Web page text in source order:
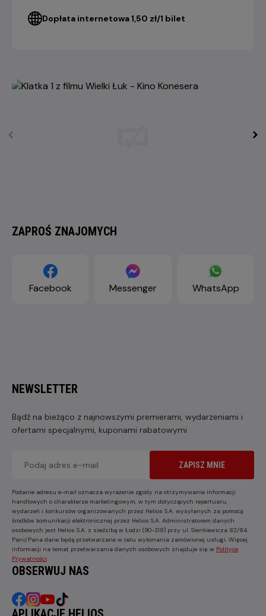
Dopłata internetowa 1,50 zł/1 bilet
ZAPROŚ ZNAJOMYCH
Facebook Messenger WhatsApp
NEWSLETTER
Bądź na bieżąco z najnowszymi premierami, wydarzeniami i
ofertami specjalnymi, kuponami rabatowymi
ZAPISZ MNIE
Podanie adresu e-mail oznacza wyrażenie zgody na otrzymywanie informacji
handlowych o charakterze marketingowym, w tym dotyczących repertuaru,
wydarzeń i konkursów organizowanych przez Helios S.A. wysyłanych za pomocą
środków komunikacji elektronicznej przez Helios S.A. Administratorem danych
osobowych jest Helios S.A. z siedzibą w Łodzi (90-318) przy ul. Sienkiewicza 82/84.
Pani/Pana dane będą przetwarzane w celu wykonania zamówionej usługi. Więcej
informacji na temat przetwarzania danych osobowych znajduje się w Polityce
Prywatności
OBSERWUJ NAS